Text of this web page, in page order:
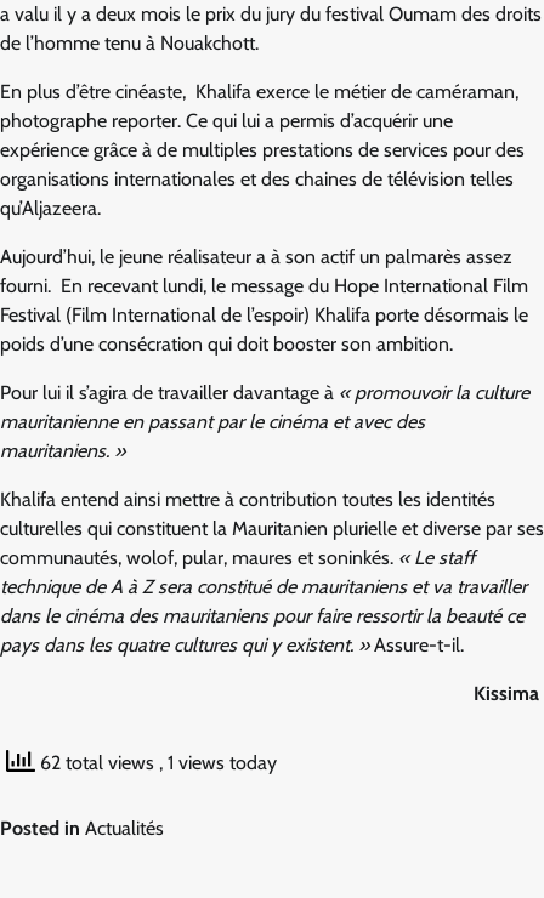
a valu il y a deux mois le prix du jury du festival Oumam des droits
de l’homme tenu à Nouakchott.
En plus d’être cinéaste, Khalifa exerce le métier de caméraman,
photographe reporter. Ce qui lui a permis d’acquérir une
expérience grâce à de multiples prestations de services pour des
organisations internationales et des chaines de télévision telles
qu’Aljazeera.
Aujourd’hui, le jeune réalisateur a à son actif un palmarès assez
fourni. En recevant lundi, le message du Hope International Film
Festival (Film International de l’espoir) Khalifa porte désormais le
poids d’une consécration qui doit booster son ambition.
Pour lui il s’agira de travailler davantage à « promouvoir la culture
mauritanienne en passant par le cinéma et avec des
mauritaniens. »
Khalifa entend ainsi mettre à contribution toutes les identités
culturelles qui constituent la Mauritanien plurielle et diverse par ses
communautés, wolof, pular, maures et soninkés. « Le staff
technique de A à Z sera constitué de mauritaniens et va travailler
dans le cinéma des mauritaniens pour faire ressortir la beauté ce
pays dans les quatre cultures qui y existent. »Assure-t-il.
Kissima
62 total views , 1 views today
Posted in Actualités